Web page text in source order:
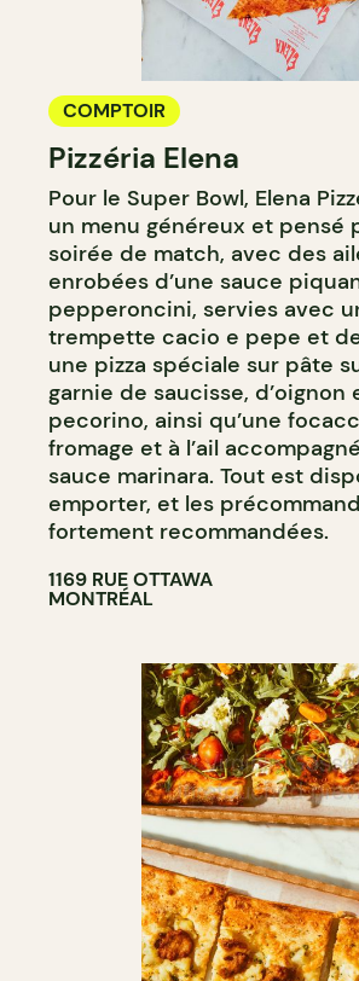
COMPTOIR
Pizzéria Elena
Pour le Super Bowl, Elena
un menu généreux et pensé
soirée de match, avec des
enrobées d’une sauce
pepperoncini, servies avec
trempette cacio e pepe et
une pizza spéciale sur pâte
garnie de saucisse, d’oignon
pecorino, ainsi qu’une
fromage et à l’ail
sauce marinara. Tout est
emporter, et les
fortement recommandées.
1169 RUE OTTAWA
MONTRÉAL